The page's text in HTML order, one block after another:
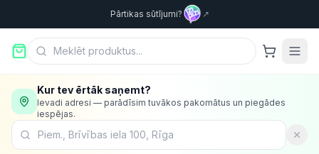
Pārtikas sūtījumi? ↗
Kur tev ērtāk saņemt?
Ievadi adresi — parādīsim tuvākos pakomātus un piegādes
iespējas.